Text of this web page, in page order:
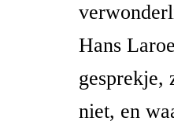
Hans
gesprekje,
niet, en